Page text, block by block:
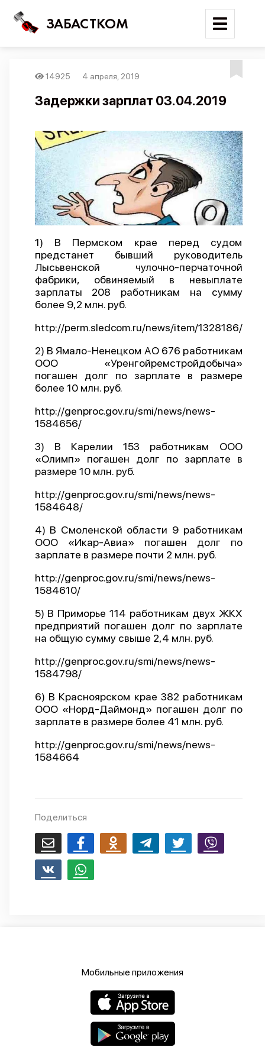
ЗАБАСТКОМ
Карта событий
Трудовые конфликты
Отчеты
Предложить публикацию
Справочник
API
О проекте
Политика конфиденциальности
14925 4 апреля, 2019
Задержки зарплат 03.04.2019
1) В Пермском крае перед судом
предстанет бывший руководитель
Лысьвенской чулочно-перчаточной
фабрики, обвиняемый в невыплате
зарплаты 208 работникам на сумму
более 9,2 млн. руб.
http://perm.sledcom.ru/news/item/1328186/
2) В Ямало-Ненецком АО 676 работникам
ООО «Уренгойремстройдобыча»
погашен долг по зарплате в размере
более 10 млн. руб.
http://genproc.gov.ru/smi/news/news-
1584656/
3) В Карелии 153 работникам ООО
«Олимп» погашен долг по зарплате в
размере 10 млн. руб.
http://genproc.gov.ru/smi/news/news-
1584648/
4) В Смоленской области 9 работникам
ООО «Икар-Авиа» погашен долг по
зарплате в размере почти 2 млн. руб.
http://genproc.gov.ru/smi/news/news-
1584610/
5) В Приморье 114 работникам двух ЖКХ
предприятий погашен долг по зарплате
на общую сумму свыше 2,4 млн. руб.
http://genproc.gov.ru/smi/news/news-
1584798/
6) В Красноярском крае 382 работникам
ООО «Норд-Даймонд» погашен долг по
зарплате в размере более 41 млн. руб.
http://genproc.gov.ru/smi/news/news-
1584664
Поделиться
Мобильные приложения